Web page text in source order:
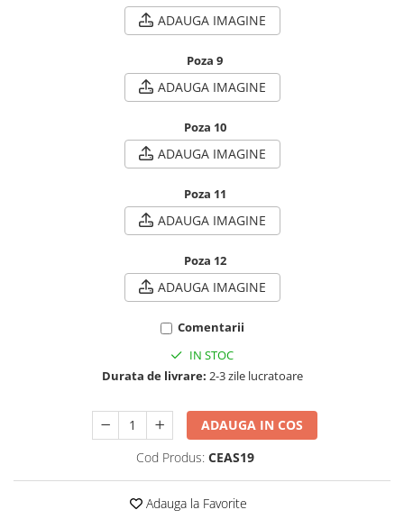
ADAUGA IMAGINE
Poza 9
ADAUGA IMAGINE
Poza 10
ADAUGA IMAGINE
Poza 11
ADAUGA IMAGINE
Poza 12
ADAUGA IMAGINE
Comentarii
IN STOC
Durata de livrare: 2-3 zile lucratoare
ADAUGA IN COS
Cod Produs: CEAS19
Adauga la Favorite